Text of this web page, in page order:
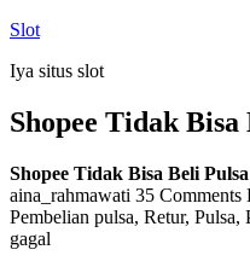
Skip
content
Slot
Iya situs slot
Shopee Tidak Bisa
Shopee Tidak Bisa Beli Pulsa
aina_rahmawati 35 Comments
Pembelian pulsa, Retur, Pulsa,
gagal